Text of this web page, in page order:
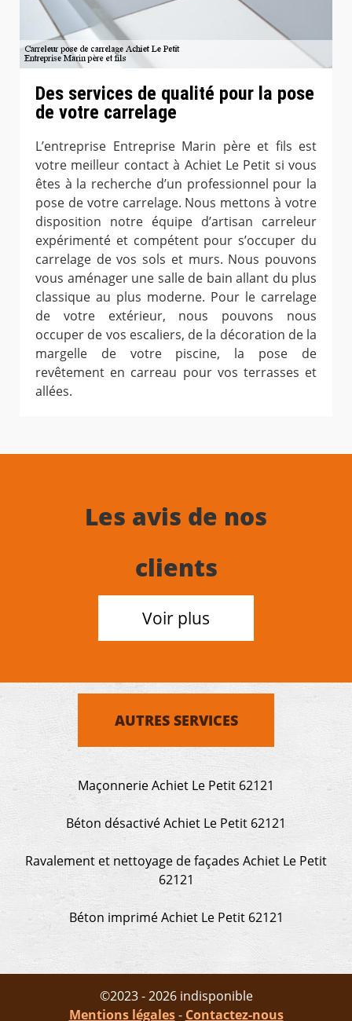
Des services de qualité pour la pose
de votre carrelage
L’entreprise Entreprise Marin père et fils est
votre meilleur contact à Achiet Le Petit si vous
êtes à la recherche d’un professionnel pour la
pose de votre carrelage. Nous mettons à votre
disposition notre équipe d’artisan carreleur
expérimenté et compétent pour s’occuper du
carrelage de vos sols et murs. Nous pouvons
vous aménager une salle de bain allant du plus
classique au plus moderne. Pour le carrelage
de votre extérieur, nous pouvons nous
occuper de vos escaliers, de la décoration de la
margelle de votre piscine, la pose de
revêtement en carreau pour vos terrasses et
allées.
Les avis de nos
clients
Voir plus
AUTRES SERVICES
Maçonnerie Achiet Le Petit 62121
Béton désactivé Achiet Le Petit 62121
Ravalement et nettoyage de façades Achiet Le Petit
62121
Béton imprimé Achiet Le Petit 62121
©2023 - 2026 indisponible
Mentions légales- Contactez-nous